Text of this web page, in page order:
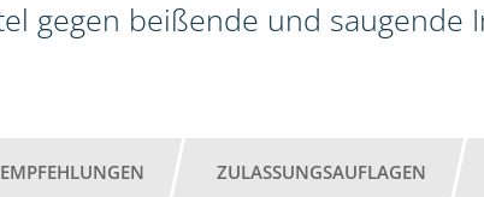
gegen beißende und saugende
ZULASSUNGSAUFLAGEN